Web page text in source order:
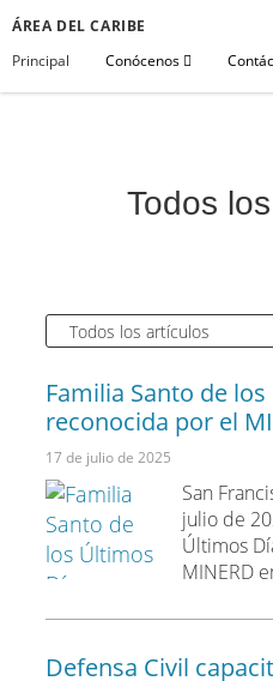
ÁREA DEL CARIBE
Principal
Conócenos
Todos
Familia Santo de
reconocida por el
17 de julio de 2025
San
julio de
Últimos
MINERD
Defensa Civil